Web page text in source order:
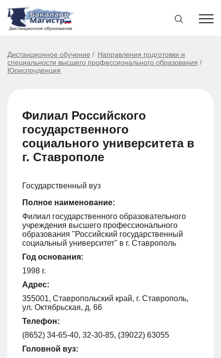
Дистанционное обучение
Направления подготовки и
специальности высшего профессионального образования
Юриспруденция
Филиал Российского
государственного
социального университета в
г. Ставрополе
Государственный вуз
Полное наименование:
Филиал государственного образовательного
учреждения высшего профессионального
образования "Российский государственный
социальный университет" в г. Ставрополь
Год основания:
1998 г.
Адрес:
355001, Ставропольский край, г. Ставрополь,
ул. Октябрьская, д. 66
Телефон:
(8652) 34-65-40, 32-30-85, (39022) 63055
Головной вуз: